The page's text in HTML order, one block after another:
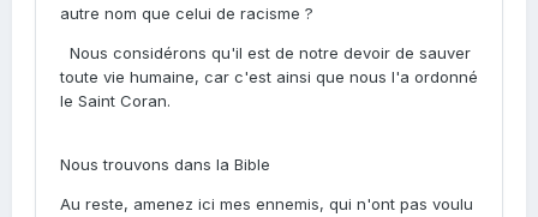
autre nom que celui de racisme ?
Nous considérons qu'il est de notre devoir de sauver
toute vie humaine, car c'est ainsi que nous l'a ordonné
le Saint Coran.
Nous trouvons dans la Bible
Au reste, amenez ici mes ennemis, qui n'ont pas voulu